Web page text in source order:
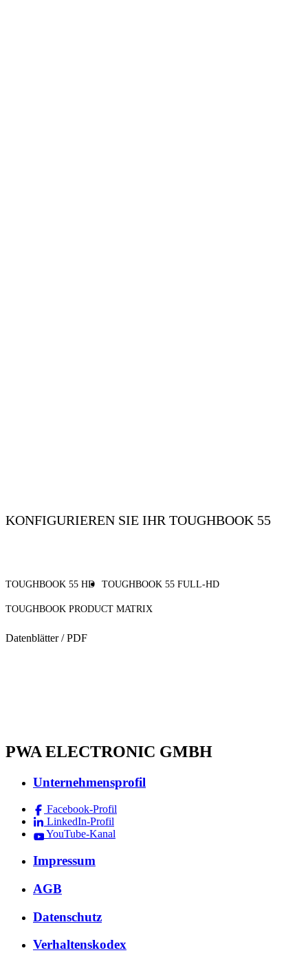
KONFIGURIEREN SIE IHR TOUGHBOOK 55
TOUGHBOOK 55 HD TOUGHBOOK 55 FULL-HD
TOUGHBOOK PRODUCT MATRIX
Datenblätter / PDF
PWA ELECTRONIC GMBH
Unternehmensprofil
Facebook-Profil
LinkedIn-Profil
YouTube-Kanal
Impressum
AGB
Datenschutz
Verhaltenskodex